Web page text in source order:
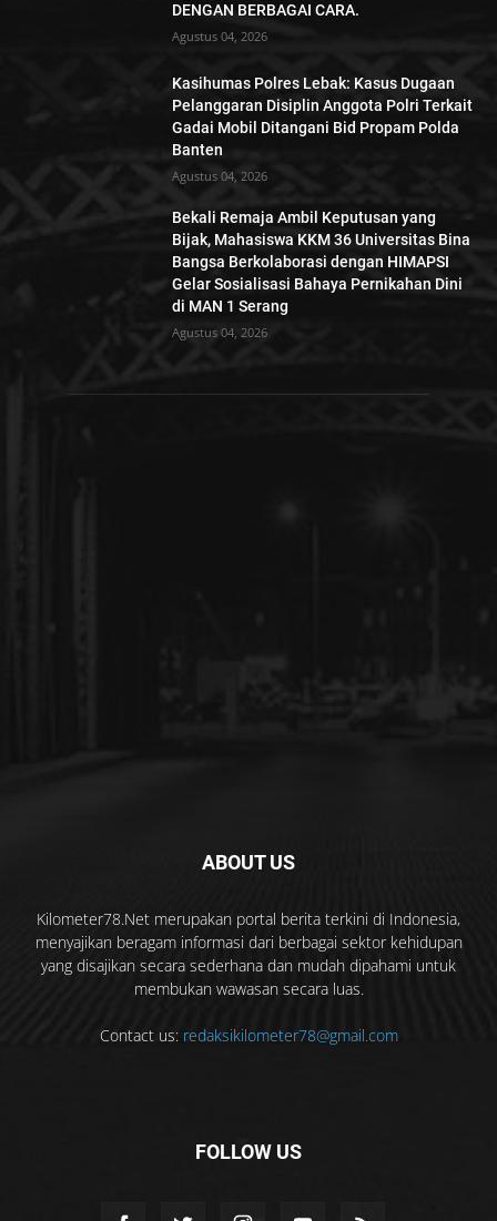
DENGAN BERBAGAI CARA.
Agustus 04, 2026
Kasihumas Polres Lebak: Kasus Dugaan
Pelanggaran Disiplin Anggota Polri Terkait
Gadai Mobil Ditangani Bid Propam Polda
Banten
Agustus 04, 2026
Bekali Remaja Ambil Keputusan yang
Bijak, Mahasiswa KKM 36 Universitas Bina
Bangsa Berkolaborasi dengan HIMAPSI
Gelar Sosialisasi Bahaya Pernikahan Dini
di MAN 1 Serang
Agustus 04, 2026
ABOUT US
Kilometer78.Net merupakan portal berita terkini di Indonesia,
menyajikan beragam informasi dari berbagai sektor kehidupan
yang disajikan secara sederhana dan mudah dipahami untuk
membukan wawasan secara luas.
Contact us: redaksikilometer78@gmail.com
FOLLOW US